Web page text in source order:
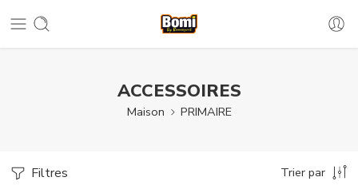
ACCESSOIRES
Maison PRIMAIRE
Filtres Trier par